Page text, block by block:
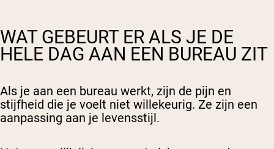
WAT GEBEURT ER ALS JE DE
HELE DAG AAN EEN BUREAU ZIT
Als je aan een bureau werkt, zijn de pijn en
stijfheid die je voelt niet willekeurig. Ze zijn een
aanpassing aan je levensstijl.